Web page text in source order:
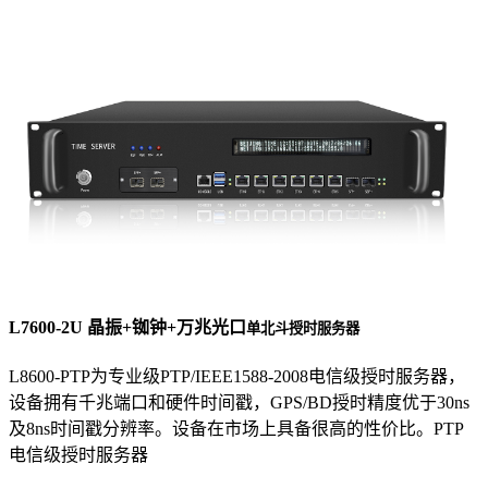
L7600-2U 晶振+铷钟+万兆光口 单北斗授时服务器
L8600-PTP为专业级PTP/IEEE1588-2008电信级授时服务器，
设备拥有千兆端口和硬件时间戳，GPS/BD授时精度优于30ns
及8ns时间戳分辨率。设备在市场上具备很高的性价比。PTP
电信级授时服务器